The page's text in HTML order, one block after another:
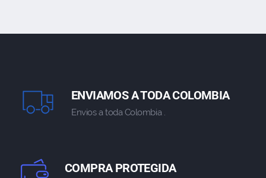
ENVIAMOS A TODA COLOMBIA
Envios a toda Colombia .
COMPRA PROTEGIDA